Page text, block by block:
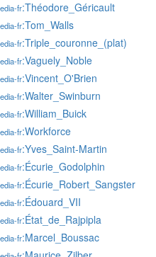
fr:Théodore_Géricault
fr:Tom_Walls
fr:Triple_couronne_(plat)
fr:Vaguely_Noble
fr:Vincent_O'Brien
fr:Walter_Swinburn
fr:William_Buick
fr:Workforce
fr:Yves_Saint-Martin
fr:Écurie_Godolphin
fr:Écurie_Robert_Sangster
fr:Édouard_VII
fr:État_de_Rajpipla
fr:Marcel_Boussac